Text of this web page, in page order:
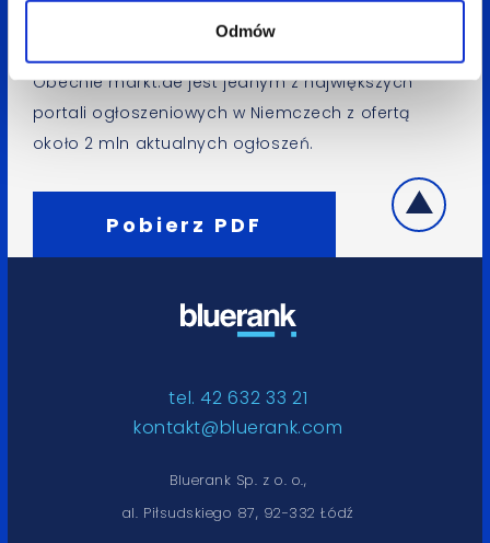
Odmów
przez niego wysokich pozycji w Google.
Obecnie markt.de jest jednym z największych
portali ogłoszeniowych w Niemczech z ofertą
około 2 mln aktualnych ogłoszeń.
Pobierz PDF
tel. 42 632 33 21
kontakt@bluerank.com
Bluerank Sp. z o. o.,
al. Piłsudskiego 87, 92-332 Łódź